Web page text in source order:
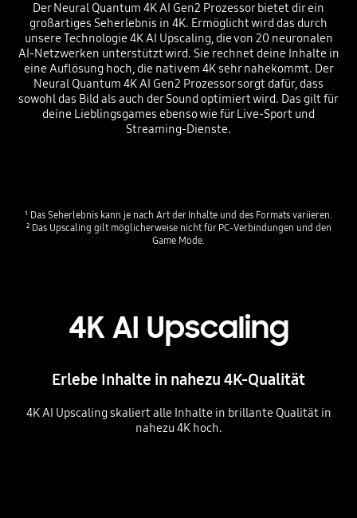
Der Neural Quantum 4K AI Gen2 Prozessor bietet dir ein
großartiges Seherlebnis in 4K. Ermöglicht wird das durch
unsere Technologie 4K AI Upscaling, die von 20 neuronalen
AI-Netzwerken unterstützt wird. Sie rechnet deine Inhalte in
eine Auflösung hoch, die nativem 4K sehr nahekommt. Der
Neural Quantum 4K AI Gen2 Prozessor sorgt dafür, dass
sowohl das Bild als auch der Sound optimiert wird. Das gilt für
deine Lieblingsgames ebenso wie für Live-Sport und
Streaming-Dienste.
¹ Das Seherlebnis kann je nach Art der Inhalte und des Formats variieren.
² Das Upscaling gilt möglicherweise nicht für PC-Verbindungen und den
Game Mode.
4K AI Upscaling
Erlebe Inhalte in nahezu 4K-Qualität
4K AI Upscaling skaliert alle Inhalte in brillante Qualität in
nahezu 4K hoch.